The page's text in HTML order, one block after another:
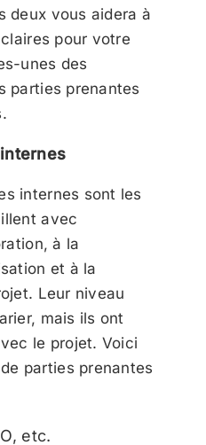
deux vous aidera à
pour votre
unes des
parties prenantes
internes sont les
avec
à la
et à la
Leur niveau
mais ils ont
le projet. Voici
parties prenantes
etc.